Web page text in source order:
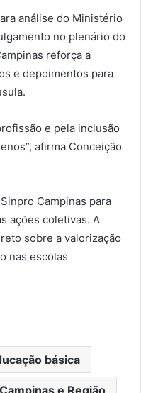
análise do Ministério
no plenário do
reforça a
e depoimentos para
e pela inclusão
afirma Conceição
Campinas para
ações coletivas. A
sobre a valorização
nas escolas
básica
e Região